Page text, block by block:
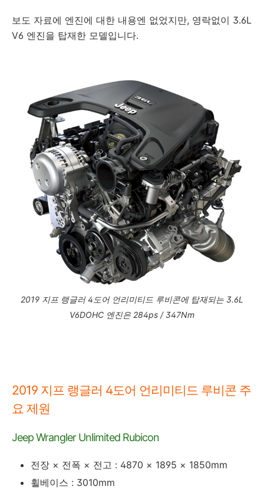
보도 자료에 엔진에 대한 내용엔 없었지만, 영락없이 3.6L
V6 엔진을 탑재한 모델입니다.
2019 지프 랭글러 4도어 언리미티드 루비콘에 탑재되는 3.6L
V6DOHC 엔진은 284ps / 347Nm
2019 지프 랭글러 4도어 언리미티드 루비콘 주
요 제원
Jeep Wrangler Unlimited Rubicon
전장 × 전폭 × 전고 : 4870 × 1895 × 1850mm
휠베이스 : 3010mm